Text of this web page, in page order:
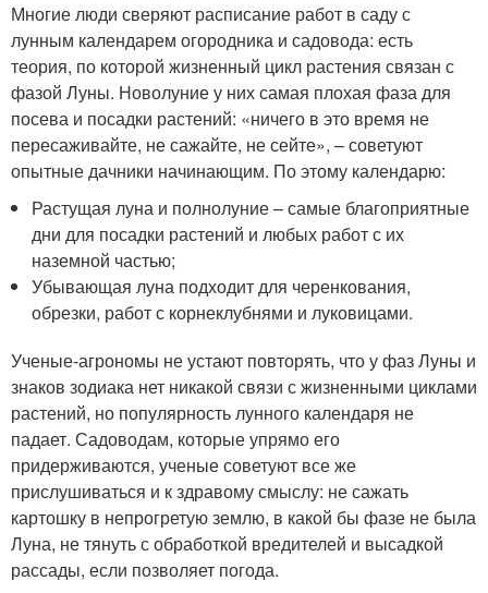
Многие люди сверяют расписание работ в саду с
лунным календарем огородника и садовода: есть
теория, по которой жизненный цикл растения связан с
фазой Луны. Новолуние у них самая плохая фаза для
посева и посадки растений: «ничего в это время не
пересаживайте, не сажайте, не сейте», – советуют
опытные дачники начинающим. По этому календарю:
Растущая луна и полнолуние – самые благоприятные
дни для посадки растений и любых работ с их
наземной частью;
Убывающая луна подходит для черенкования,
обрезки, работ с корнеклубнями и луковицами.
Ученые-агрономы не устают повторять, что у фаз Луны и
знаков зодиака нет никакой связи с жизненными циклами
растений, но популярность лунного календаря не
падает. Садоводам, которые упрямо его
придерживаются, ученые советуют все же
прислушиваться и к здравому смыслу: не сажать
картошку в непрогретую землю, в какой бы фазе не была
Луна, не тянуть с обработкой вредителей и высадкой
рассады, если позволяет погода.